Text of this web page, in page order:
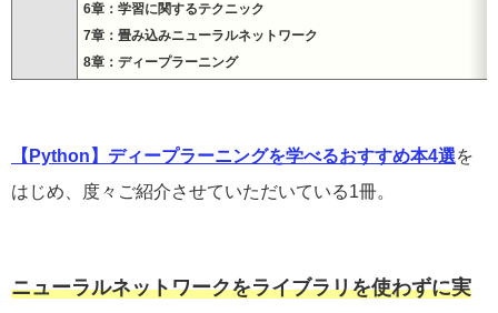
6章：学習に関するテクニック
7章：畳み込みニューラルネットワーク
8章：ディープラーニング
【Python】ディープラーニングを学べるおすすめ本4選を
はじめ、度々ご紹介させていただいている1冊。
ニューラルネットワークをライブラリを使わずに実